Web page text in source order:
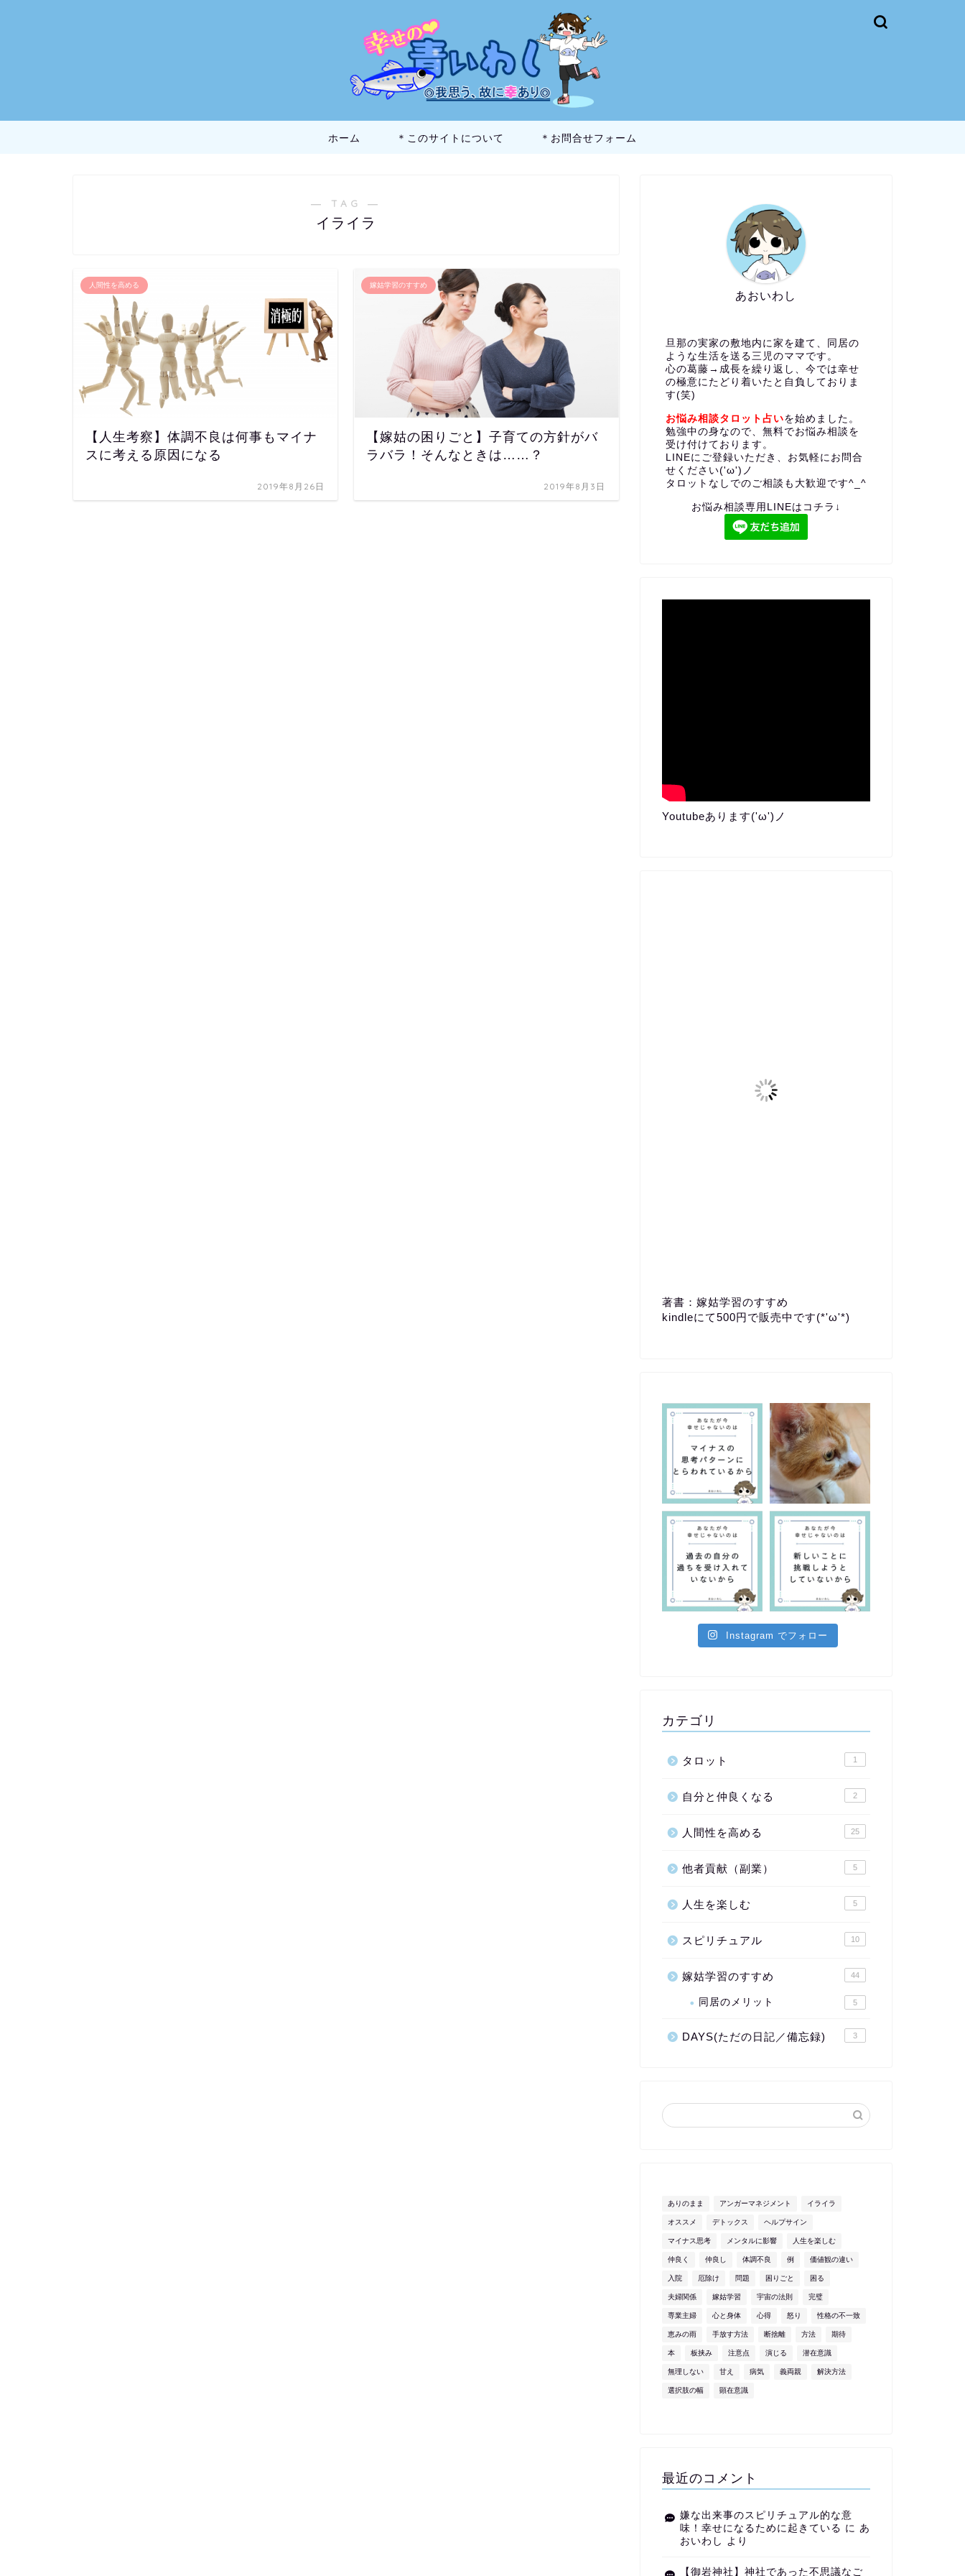
ホーム ＊このサイトについて ＊お問合せフォーム
― TAG ―
イライラ
人間性を高める
【人生考察】体調不良は何事もマイナ
スに考える原因になる
2019年8月26日
嫁姑学習のすすめ
【嫁姑の困りごと】子育ての方針がバ
ラバラ！そんなときは……？
2019年8月3日
あおいわし
旦那の実家の敷地内に家を建て、同居の
ような生活を送る三児のママです。
心の葛藤→成長を繰り返し、今では幸せ
の極意にたどり着いたと自負しておりま
す(笑)
お悩み相談タロット占いを始めました。
勉強中の身なので、無料でお悩み相談を
受け付けております。
LINEにご登録いただき、お気軽にお問合
せください('ω')ノ
タロットなしでのご相談も大歓迎です^_^
お悩み相談専用LINEはコチラ↓
Youtubeあります('ω')ノ
著書：嫁姑学習のすすめ
kindleにて500円で販売中です(*'ω'*)
Instagram でフォロー
カテゴリ
タロット 1
自分と仲良くなる 2
人間性を高める 25
他者貢献（副業） 5
人生を楽しむ 5
スピリチュアル 10
嫁姑学習のすすめ 44
同居のメリット 5
DAYS(ただの日記／備忘録) 3
ありのまま アンガーマネジメント イライラ
オススメ デトックス ヘルプサイン
マイナス思考 メンタルに影響 人生を楽しむ
仲良く 仲良し 体調不良 例 価値観の違い
入院 厄除け 問題 困りごと 困る
夫婦関係 嫁姑学習 宇宙の法則 完璧
専業主婦 心と身体 心得 怒り 性格の不一致
恵みの雨 手放す方法 断捨離 方法 期待
本 板挟み 注意点 演じる 潜在意識
無理しない 甘え 病気 義両親 解決方法
選択肢の幅 顕在意識
最近のコメント
嫌な出来事のスピリチュアル的な意
味！幸せになるために起きている に あ
おいわし
より
【御岩神社】神社であった不思議なご